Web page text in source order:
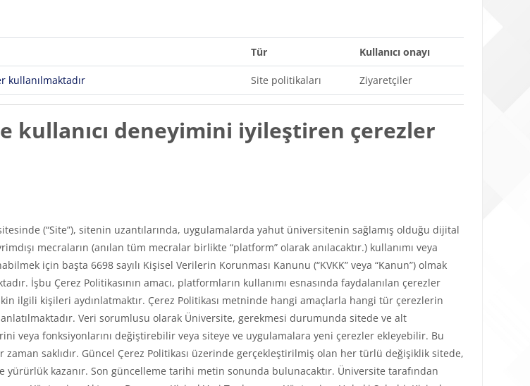
Tür Kullanıcı onayı
kullanılmaktadır Site politikaları Ziyaretçiler
kullanıcı deneyimini iyileştiren çerezler
(“Site”), sitenin uzantılarında, uygulamalarda yahut üniversitenin sağlamış olduğu dijital
mecraların (anılan tüm mecralar birlikte “platform” olarak anılacaktır.) kullanımı veya
için başta 6698 sayılı Kişisel Verilerin Korunması Kanunu (“KVKK” veya “Kanun”) olmak
İşbu Çerez Politikasının amacı, platformların kullanımı esnasında faydalanılan çerezler
ilgili kişileri aydınlatmaktır. Çerez Politikası metninde hangi amaçlarla hangi tür çerezlerin
Veri sorumlusu olarak Üniversite, gerekmesi durumunda sitede ve alt
veya fonksiyonlarını değiştirebilir veya siteye ve uygulamalara yeni çerezler ekleyebilir. Bu
saklıdır. Güncel Çerez Politikası üzerinde gerçekleştirilmiş olan her türlü değişiklik sitede,
kazanır. Son güncelleme tarihi metin sonunda bulunacaktır. Üniversite tarafından